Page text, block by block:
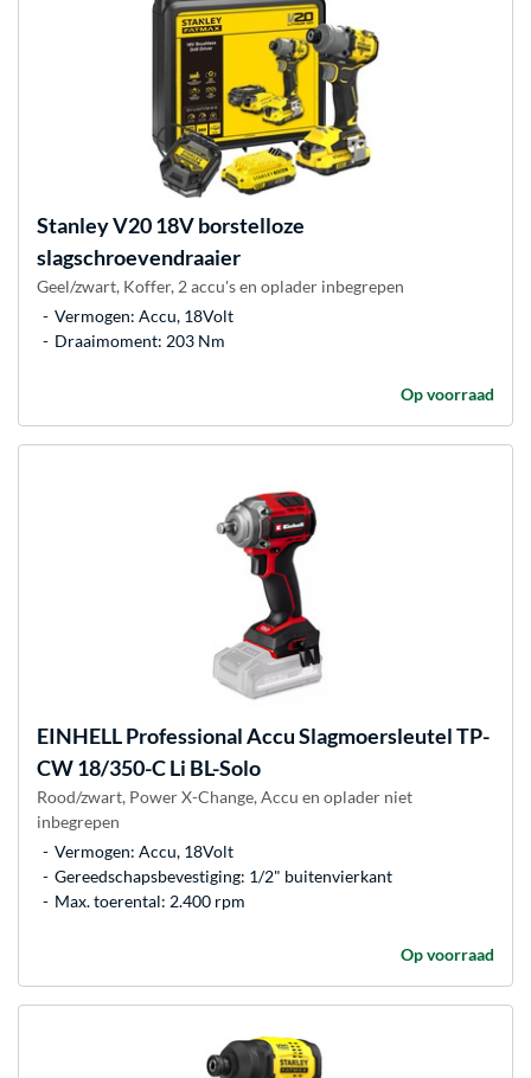
StanleyV20 18V borstelloze
slagschroevendraaier
Geel/zwart, Koffer, 2 accu's en oplader inbegrepen
Vermogen: Accu, 18Volt
Draaimoment: 203 Nm
Op voorraad
EINHELLProfessional Accu Slagmoersleutel TP-
CW 18/350-C Li BL-Solo
Rood/zwart, Power X-Change, Accu en oplader niet
inbegrepen
Vermogen: Accu, 18Volt
Gereedschapsbevestiging: 1/2" buitenvierkant
Max. toerental: 2.400 rpm
Op voorraad